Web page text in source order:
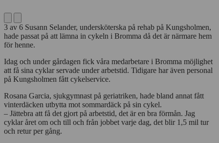
3 av 6 Susann Selander, undersköterska på rehab på Kungsholmen,
hade passat på att lämna in cykeln i Bromma då det är närmare hem
för henne.
Idag och under gårdagen fick våra medarbetare i Bromma möjlighet
att få sina cyklar servade under arbetstid. Tidigare har även personal
på Kungsholmen fått cykelservice.
Rosana Garcia, sjukgymnast på geriatriken, hade bland annat fått
vinterdäcken utbytta mot sommardäck på sin cykel.
– Jättebra att få det gjort på arbetstid, det är en bra förmån. Jag
cyklar året om och till och från jobbet varje dag, det blir 1,5 mil tur
och retur per gång.